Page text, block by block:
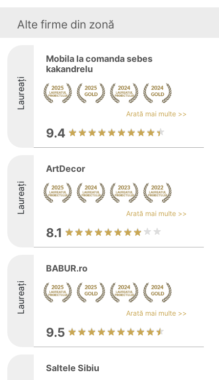
Alte firme din zonă
Laureați
Mobila la comanda sebes
kakandrelu
Arată mai multe >>
9.4
Laureați
ArtDecor
Arată mai multe >>
8.1
Laureați
BABUR.ro
Arată mai multe >>
9.5
Saltele Sibiu